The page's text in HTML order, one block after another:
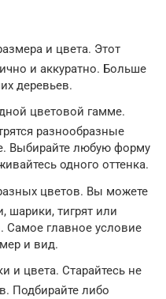
и цвета. Этот
и аккуратно. Больше
деревьев.
цветовой гамме.
разнообразные
Выбирайте любую форму
одного оттенка.
цветов. Вы можете
шарики, тигрят или
Самое главное условие
и вид.
и цвета. Старайтесь не
Подбирайте либо